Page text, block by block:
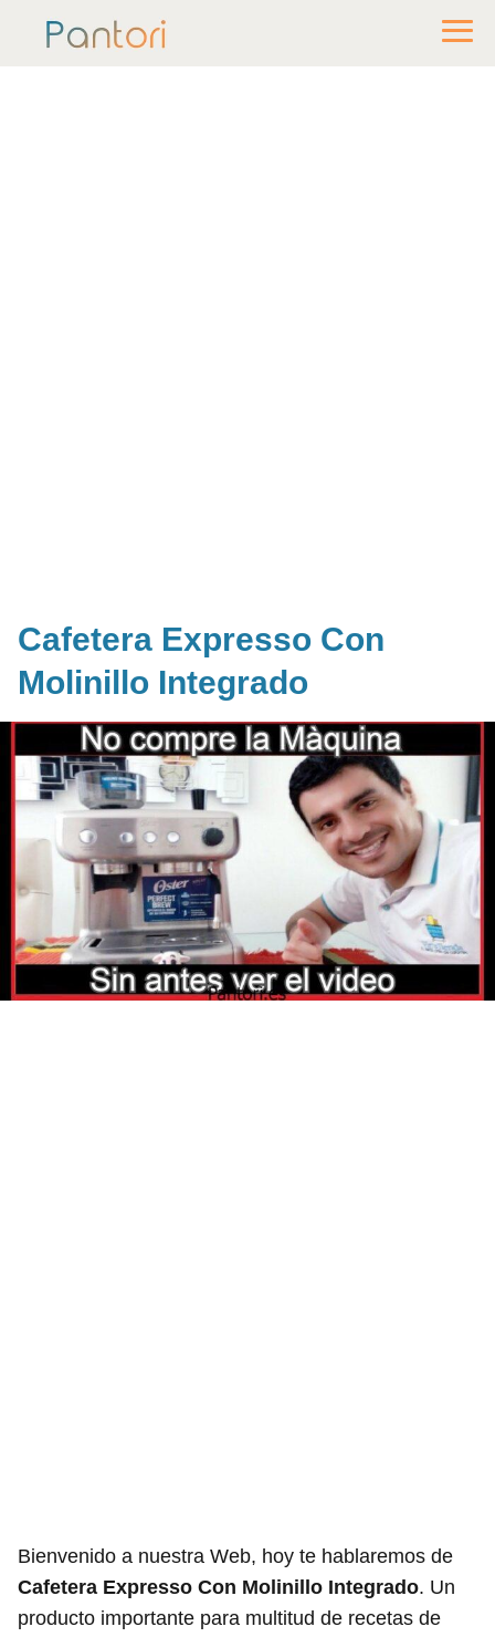
Cafetera Expresso Con
Molinillo Integrado
Bienvenido a nuestra Web, hoy te hablaremos de
Cafetera Expresso Con Molinillo Integrado. Un
producto importante para multitud de recetas de